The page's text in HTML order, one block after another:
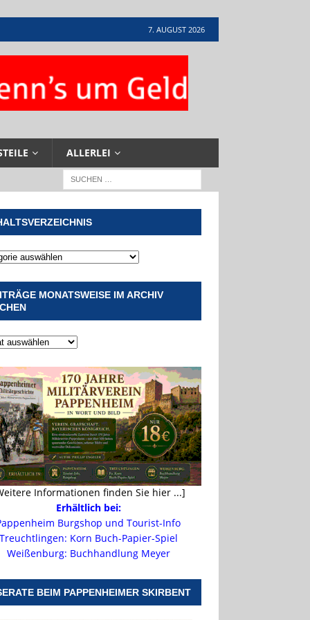
7. AUGUST 2026
ALLERLEI
MONATSWEISE IM ARCHIV
Informationen finden Sie hier ...]
Erhältlich bei:
Burgshop und Tourist-Info
Treuchtlingen: Korn Buch-Papier-Spiel
Weißenburg: Buchhandlung Meyer
BEIM PAPPENHEIMER SKIRBENT